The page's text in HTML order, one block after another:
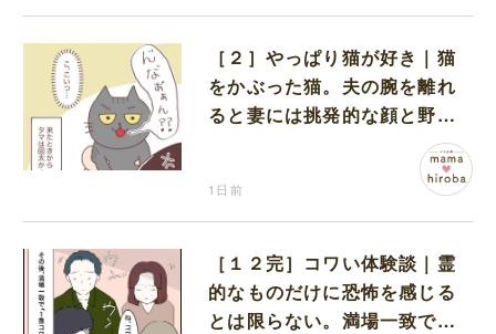
［２］やっぱり猫が好き｜猫
をかぶった猫。夫の腕を離れ
ると妻には挑発的な顔と野太
1日前
［１２完］コワい体験談｜霊
的なものだけに恐怖を感じる
とは限らない。満場一致でコ